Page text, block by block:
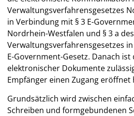
Verwaltungsverfahrensgesetzes
in Verbindung mit § 3 E-
Nordrhein-Westfalen und § 3 a des
Verwaltungsverfahrensgesetzes
E-Government-Gesetz. Danach
elektronischer Dokumente
Empfänger einen Zugang eröffnet
Grundsätzlich wird zwischen
Schreiben und formgebundenen